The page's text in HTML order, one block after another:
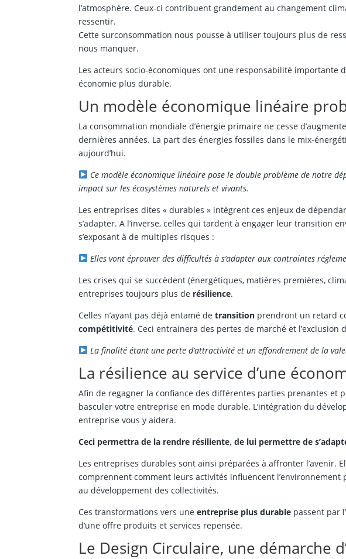
l’atmosphère. Ceux-ci contribuent grandement au changement
ressentir.
Cette surconsommation nous pousse à utiliser toujours plus de
nous manquer.
Les acteurs socio-économiques ont une responsabilité importante
économie plus durable.
Un modèle économique linéaire
La consommation mondiale d’énergie primaire ne cesse
dernières années. La part des énergies fossiles dans le mix-
aujourd’hui.
Ce modèle économique linéaire pose le double problème de notre
impact sur les écosystèmes naturels et vivants.
Les entreprises dites « durables » intègrent ces enjeux de
s’adapter. A l’inverse, celles qui tardent à engager leur transition
s’exposant à de multiples risques :
Elles vont éprouver des difficultés à s’adapter aux contraintes
Les crises qui se succèdent (énergétiques, matières premières,
entreprises toujours plus de résilience.
Celles n’ayant pas déjà entamé detransition prendront un retard
compétitivité. Ceci entrainera des pertes de marché et l’exclusion
La finalité étant une perte d’attractivité et un effondrement de la
La résilience au service d’une
Afin de regagner la confiance des différentes parties prenantes et
basculer votre entreprise en mode durable. L’intégration du
entreprise vous y aidera.
Ceci permettra de la rendre résiliente, de lui permettre de
Les entreprises durables sont ainsi préparées à affronter l’avenir.
comprennent comment leurs activités influencent
au développement des collectivités.
Ces transformations vers uneentreprise plus durable passent par
d’une offre produits et services repensée.
Le Design Circulaire, une démarche